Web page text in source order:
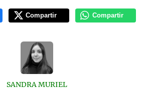
Compartir Compartir
SANDRA MURIEL